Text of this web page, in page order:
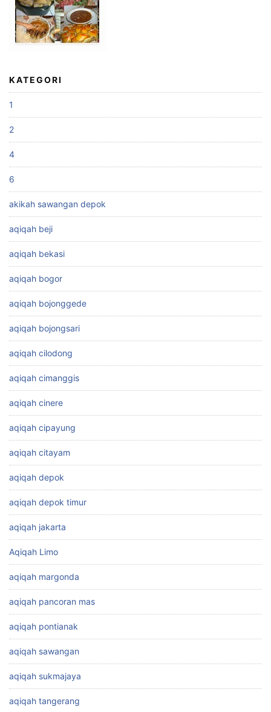
KATEGORI
1
2
4
6
akikah sawangan depok
aqiqah beji
aqiqah bekasi
aqiqah bogor
aqiqah bojonggede
aqiqah bojongsari
aqiqah cilodong
aqiqah cimanggis
aqiqah cinere
aqiqah cipayung
aqiqah citayam
aqiqah depok
aqiqah depok timur
aqiqah jakarta
Aqiqah Limo
aqiqah margonda
aqiqah pancoran mas
aqiqah pontianak
aqiqah sawangan
aqiqah sukmajaya
aqiqah tangerang